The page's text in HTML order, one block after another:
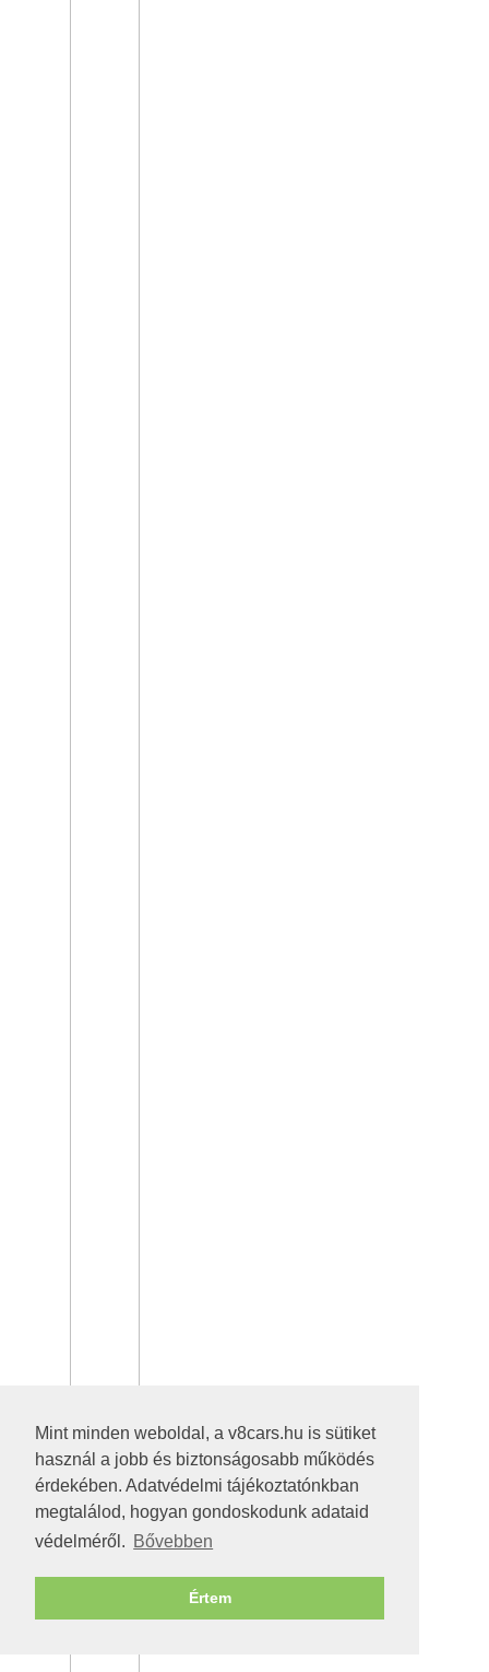
Mint minden weboldal, a v8cars.hu is sütiket
használ a jobb és biztonságosabb működés
érdekében. Adatvédelmi tájékoztatónkban
megtalálod, hogyan gondoskodunk adataid
védelméről. Bővebben
Értem